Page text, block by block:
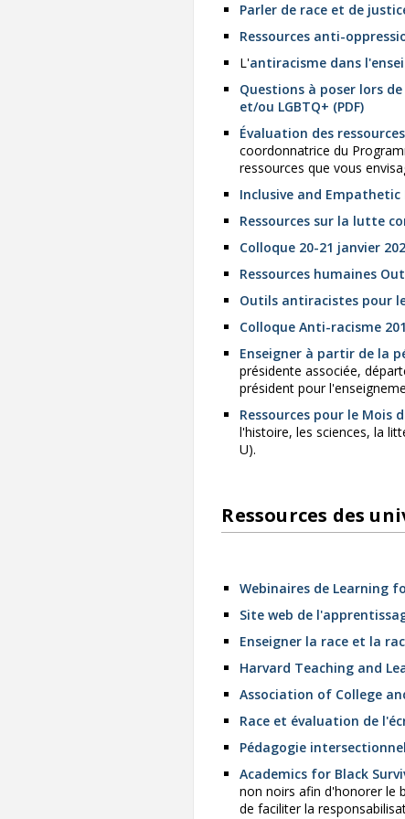
Parler de race et de
Ressources anti-
L'antiracisme dans
Questions à poser lors
et/ou LGBTQ+ (PDF)
Évaluation des
coordonnatrice du
ressources que vous
Inclusive and Empathetic
Ressources sur la lutte
Colloque 20-21 janvier
Ressources humaines
Outils antiracistes pour
Colloque Anti-racisme
Enseigner à partir de la
présidente associée,
président pour
Ressources pour le Mois
l'histoire, les sciences, la
U).
Ressources des
Webinaires de Learning
Site web de
Enseigner la race et la
Harvard Teaching and
Association of College
Race et évaluation de
Pédagogie
Academics for Black
non noirs afin d'honorer le
de faciliter la